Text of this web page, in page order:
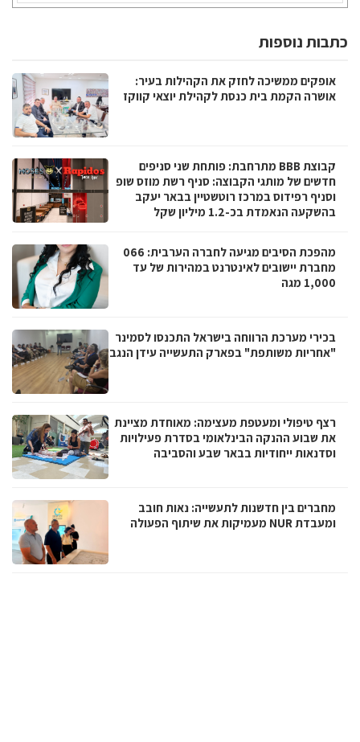
כתבות נוספות
אופקים ממשיכה לחזק את הקהילות בעיר:
אושרה הקמת בית כנסת לקהילת יוצאי קווקז
קבוצת BBB מתרחבת: פותחת שני סניפים
חדשים של מותגי הקבוצה: סניף רשת מוזס שופ
וסניף רפידוס במרכז רוטשטיין בבאר יעקב
בהשקעה הנאמדת בכ-1.2 מיליון שקל
מהפכת הסיבים מגיעה לחברה הערבית: 066
מחברת יישובים לאינטרנט במהירות של עד
1,000 מגה
בכירי מערכת הרווחה בישראל התכנסו לסמינר
"אחריות משותפת" בפארק התעשייה עידן הנגב
רצף טיפולי ומעטפת מעצימה: מאוחדת מציינת
את שבוע ההנקה הבינלאומי בסדרת פעילויות
וסדנאות ייחודיות בבאר שבע והסביבה
מחברים בין חדשנות לתעשייה: נאות חובב
ומעבדת NUR מעמיקות את שיתוף הפעולה